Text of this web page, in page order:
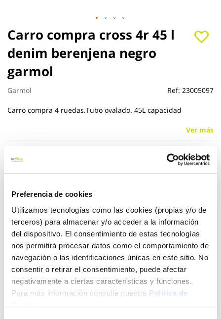
Preferencia de cookies
Utilizamos tecnologías como las cookies (propias y/o de
terceros) para almacenar y/o acceder a la información
del dispositivo. El consentimiento de estas tecnologías
nos permitirá procesar datos como el comportamiento de
navegación o las identificaciones únicas en este sitio. No
consentir o retirar el consentimiento, puede afectar
negativamente a ciertas características y funciones.
Para más información consulte nuestra Política de
Carro compra cross 4r 45 l
denim berenjena negro
garmol
Garmol Ref: 23005097
Carro compra 4 ruedas.Tubo ovalado. 45L capacidad
Ver más
32,95 €
Click&Collect - Recogida gratis
en nuestras tiendas
Envío a domicilio:
5 días hábiles
+ INFO
Saltar
al
comienzo
de
la
galería
de